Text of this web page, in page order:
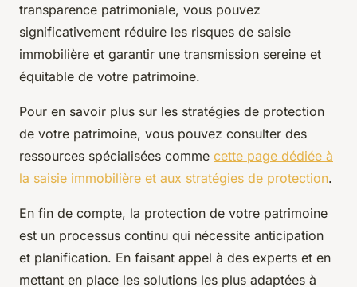
transparence patrimoniale, vous pouvez
significativement réduire les risques de saisie
immobilière et garantir une transmission sereine et
équitable de votre patrimoine.
Pour en savoir plus sur les stratégies de protection
de votre patrimoine, vous pouvez consulter des
ressources spécialisées comme cette page dédiée à
la saisie immobilière et aux stratégies de protection.
En fin de compte, la protection de votre patrimoine
est un processus continu qui nécessite anticipation
et planification. En faisant appel à des experts et en
mettant en place les solutions les plus adaptées à